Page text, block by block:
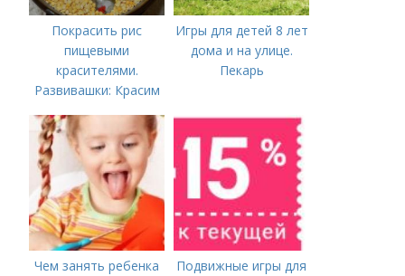
Покрасить рис
пищевыми
красителями.
Развивашки: Красим
сенсорных
коробочек.
Игры для детей 8 лет
дома и на улице.
Пекарь
Чем занять ребенка
Подвижные игры для